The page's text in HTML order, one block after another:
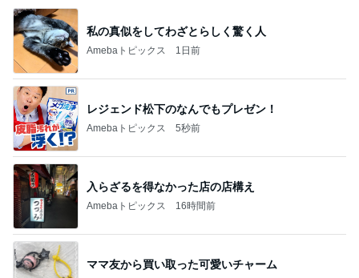
私の真似をしてわざとらしく驚く人
Amebaトピックス 1日前
レジェンド松下のなんでもプレゼン！
Amebaトピックス 5秒前
入らざるを得なかった店の店構え
Amebaトピックス 16時間前
ママ友から買い取った可愛いチャーム